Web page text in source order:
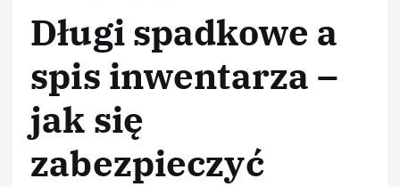
Długi spadkowe a
spis inwentarza –
jak się
zabezpieczyć